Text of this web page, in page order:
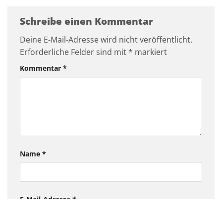
Schreibe einen Kommentar
Deine E-Mail-Adresse wird nicht veröffentlicht.
Erforderliche Felder sind mit * markiert
Kommentar *
Name *